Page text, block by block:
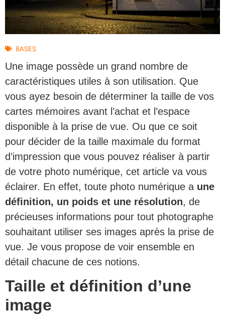
BASES
Une image possède un grand nombre de
caractéristiques utiles à son utilisation. Que
vous ayez besoin de déterminer la taille de vos
cartes mémoires avant l’achat et l’espace
disponible à la prise de vue. Ou que ce soit
pour décider de la taille maximale du format
d’impression que vous pouvez réaliser à partir
de votre photo numérique, cet article va vous
éclairer. En effet, toute photo numérique a une
définition, un poids et une résolution, de
précieuses informations pour tout photographe
souhaitant utiliser ses images après la prise de
vue. Je vous propose de voir ensemble en
détail chacune de ces notions.
Taille et définition d’une
image